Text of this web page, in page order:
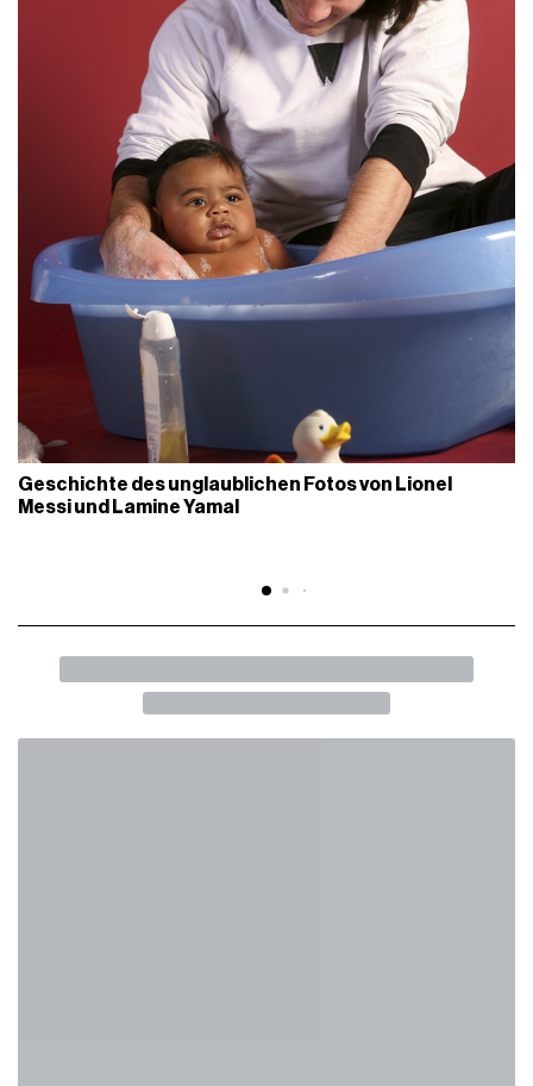
Geschichte des unglaublichen Fotos von Lionel
Messi und Lamine Yamal